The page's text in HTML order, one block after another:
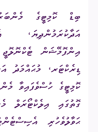
ބިޑް ކޮމިޓީގެ
އަދާކުރަމުންދިޔަ،
އިންފޮމޭޝަން
ޑިރެކްޓަރ، މުޙައްމަދު
ކޮމިޓީގެ ހުސްވެފައިވާ
ގޮތުގައި އިލެކްޓޯރަލް
ޙަވާލުވެހުރި